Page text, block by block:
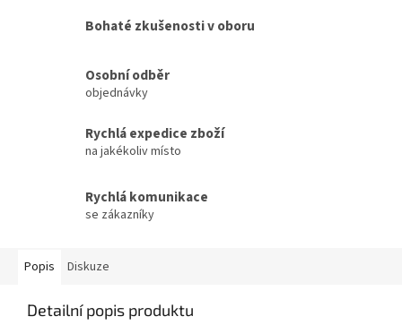
Bohaté zkušenosti v oboru
Osobní odběr
objednávky
Rychlá expedice zboží
na jakékoliv místo
Rychlá komunikace
se zákazníky
Popis Diskuze
Detailní popis produktu